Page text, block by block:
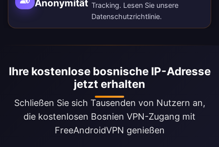
Anonymität Tracking. Lesen Sie unsere
Datenschutzrichtlinie.
Ihre kostenlose bosnische IP-Adresse
jetzt erhalten
Schließen Sie sich Tausenden von Nutzern an,
die kostenlosen Bosnien VPN-Zugang mit
FreeAndroidVPN genießen